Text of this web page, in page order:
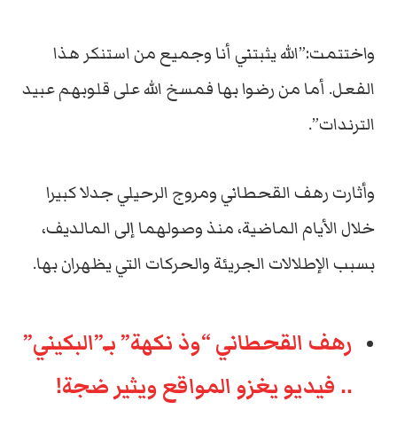
واختتمت:”الله يثبتني أنا وجميع من استنكر هذا
الفعل. أما من رضوا بها فمسخ الله على قلوبهم عبيد
الترندات”.
وأثارت رهف القحطاني ومروج الرحيلي جدلا كبيرا
خلال الأيام الماضية، منذ وصولهما إلى المالديف،
بسبب الإطلالات الجريئة والحركات التي يظهران بها.
رهف القحطاني “وذ نكهة” بـِ”البكيني”
.. فيديو يغزو المواقع ويثير ضجة!